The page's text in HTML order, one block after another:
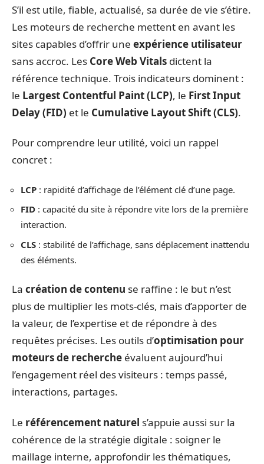
S’il est utile, fiable, actualisé, sa durée de vie s’étire.
Les moteurs de recherche mettent en avant les
sites capables d’offrir une expérience utilisateur
sans accroc. Les Core Web Vitals dictent la
référence technique. Trois indicateurs dominent :
le Largest Contentful Paint (LCP), le First Input
Delay (FID) et le Cumulative Layout Shift (CLS).
Pour comprendre leur utilité, voici un rappel
concret :
LCP : rapidité d’affichage de l’élément clé d’une page.
FID : capacité du site à répondre vite lors de la première
interaction.
CLS : stabilité de l’affichage, sans déplacement inattendu
des éléments.
La création de contenu se raffine : le but n’est
plus de multiplier les mots-clés, mais d’apporter de
la valeur, de l’expertise et de répondre à des
requêtes précises. Les outils d’optimisation pour
moteurs de recherche évaluent aujourd’hui
l’engagement réel des visiteurs : temps passé,
interactions, partages.
Le référencement naturel s’appuie aussi sur la
cohérence de la stratégie digitale : soigner le
maillage interne, approfondir les thématiques,